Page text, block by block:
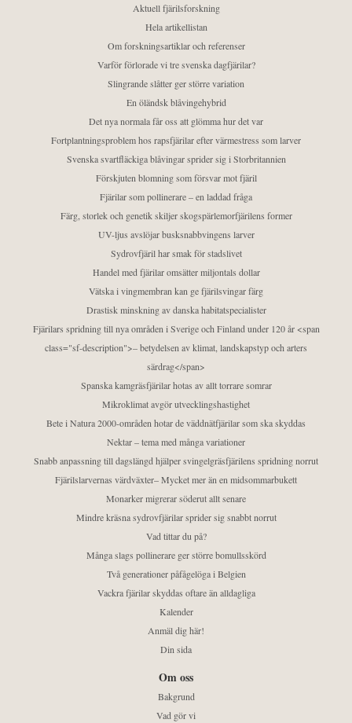
Aktuell fjärilsforskning
Hela artikellistan
Om forskningsartiklar och referenser
Varför förlorade vi tre svenska dagfjärilar?
Slingrande slåtter ger större variation
En öländsk blåvingehybrid
Det nya normala får oss att glömma hur det var
Fortplantningsproblem hos rapsfjärilar efter värmestress som larver
Svenska svartfläckiga blåvingar sprider sig i Storbritannien
Förskjuten blomning som försvar mot fjäril
Fjärilar som pollinerare – en laddad fråga
Färg, storlek och genetik skiljer skogspärlemorfjärilens former
UV-ljus avslöjar busksnabbvingens larver
Sydrovfjäril har smak för stadslivet
Handel med fjärilar omsätter miljontals dollar
Vätska i vingmembran kan ge fjärilsvingar färg
Drastisk minskning av danska habitatspecialister
Fjärilars spridning till nya områden i Sverige och Finland under 120 år <span
class="sf-description">– betydelsen av klimat, landskapstyp och arters
särdrag</span>
Spanska kamgräsfjärilar hotas av allt torrare somrar
Mikroklimat avgör utvecklingshastighet
Bete i Natura 2000-områden hotar de väddnätfjärilar som ska skyddas
Nektar – tema med många variationer
Snabb anpassning till dagslängd hjälper svingelgräsfjärilens spridning norrut
Fjärilslarvernas värdväxter– Mycket mer än en midsommarbukett
Monarker migrerar söderut allt senare
Mindre kräsna sydrovfjärilar sprider sig snabbt norrut
Vad tittar du på?
Många slags pollinerare ger större bomullsskörd
Två generationer påfågelöga i Belgien
Vackra fjärilar skyddas oftare än alldagliga
Kalender
Anmäl dig här!
Din sida
Om oss
Bakgrund
Vad gör vi